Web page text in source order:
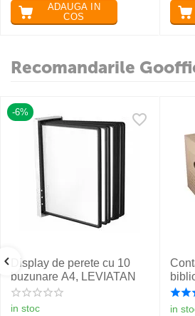
ADAUGA IN
COS
Recomandarile
-6%
Display de perete cu 10
buzunare A4, LEVIATAN
in stoc in